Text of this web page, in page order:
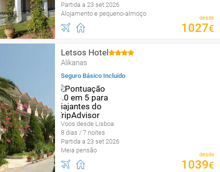
Partida a 23 set 2026
Alojamento e pequeno-almoço
desde
1027€
Letsos Hotel
Alikanas
Seguro Básico Incluído
Voos desde Lisboa
8 dias / 7 noites
Partida a 23 set 2026
Meia pensão
desde
1039€